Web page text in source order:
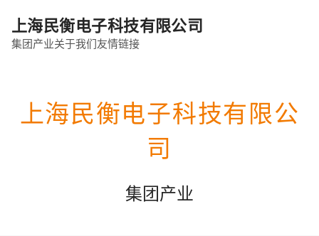
上海民衡电子科技有限公司
集团产业关于我们友情链接
上海民衡电子科技有限公
司
集团产业